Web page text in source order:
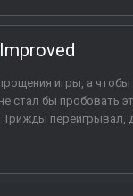
игры, а
стал бы пробовать
переигрывал,